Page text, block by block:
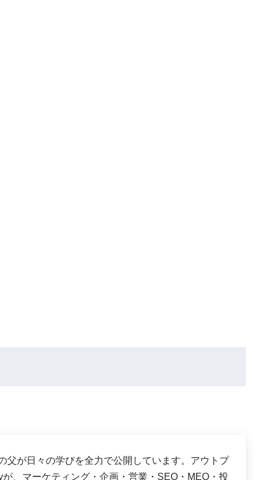
父が日々の学びを全力で公開しています。アウトプ
、マーケティング・企画・営業・SEO・MEO・投